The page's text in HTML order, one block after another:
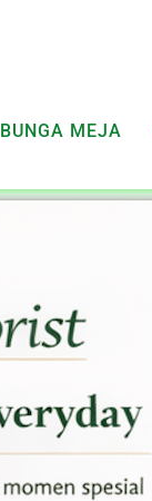
BUNGA MEJA